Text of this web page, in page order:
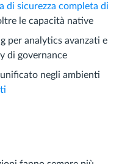
di sicurezza completa di
le capacità native
per analytics avanzati e
di governance
negli ambienti